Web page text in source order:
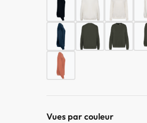
Vues par couleur